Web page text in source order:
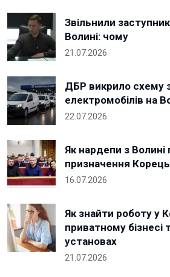
Звільнили
Волині: чому
21.07.2026
ДБР викрило схему
електромобілів на
22.07.2026
Як нардепи з Волині
призначення
16.07.2026
Як знайти роботу у
приватному бізнесі
установах
21.07.2026